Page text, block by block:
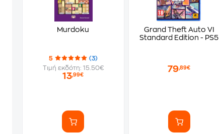
Murdoku
5
(3)
Τιμή εκδότη: 15.50€
13,99€
Grand Theft Auto VI
Standard Edition - PS5
79,89€